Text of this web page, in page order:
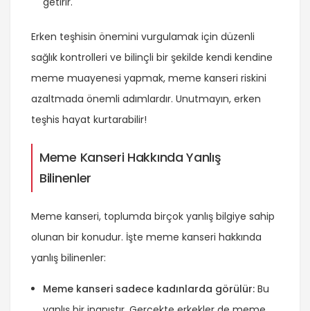
Erken teşhisin önemini vurgulamak için düzenli
sağlık kontrolleri ve bilinçli bir şekilde kendi kendine
meme muayenesi yapmak, meme kanseri riskini
azaltmada önemli adımlardır. Unutmayın, erken
teşhis hayat kurtarabilir!
Meme Kanseri Hakkında Yanlış
Bilinenler
Meme kanseri, toplumda birçok yanlış bilgiye sahip
olunan bir konudur. İşte meme kanseri hakkında
yanlış bilinenler:
Meme kanseri sadece kadınlarda görülür: Bu